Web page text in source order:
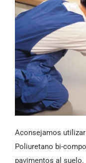
Aconsejamos
Poliuretano bi-
pavimentos al suelo.